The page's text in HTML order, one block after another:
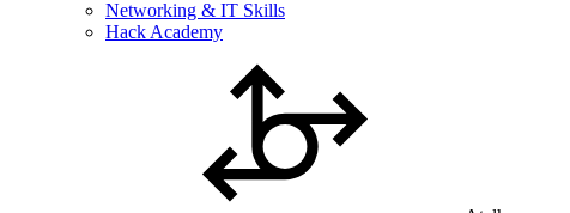
Networking & IT Skills
Hack Academy